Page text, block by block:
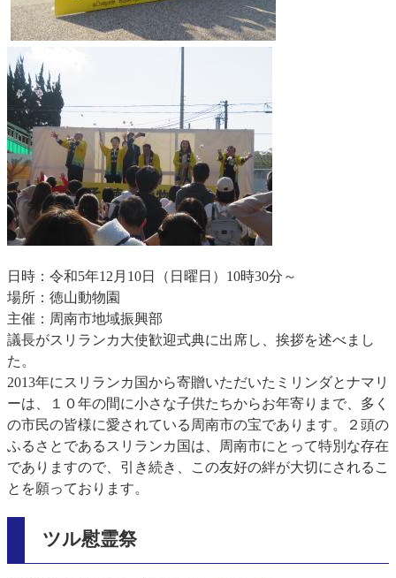
日時：令和5年12月10日（日曜日）10時30分～
場所：徳山動物園
主催：周南市地域振興部
議長がスリランカ大使歓迎式典に出席し、挨拶を述べまし
た。
2013年にスリランカ国から寄贈いただいたミリンダとナマリ
ーは、１０年の間に小さな子供たちからお年寄りまで、多く
の市民の皆様に愛されている周南市の宝であります。２頭の
ふるさとであるスリランカ国は、周南市にとって特別な存在
でありますので、引き続き、この友好の絆が大切にされるこ
とを願っております。
ツル慰霊祭